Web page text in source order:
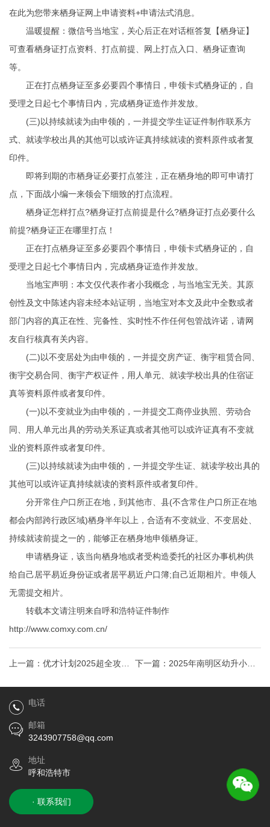
在此为您带来栖身证网上申请资料+申请法式消息。
温暖提醒：微信号当地宝，关心后正在对话框答复【栖身证】
可查看栖身证打点资料、打点前提、网上打点入口、栖身证查询
等。
正在打点栖身证至多必要四个事情日，申领卡式栖身证的，自
受理之日起七个事情日内，完成栖身证造作并发放。
(三)以持续就读为由申领的，一并提交学生证证件制作联系方
式 、就读学校出具的其他可以或许证真持续就读的资料原件或者复
印件。
即将到期的市栖身证必要打点签注，正在栖身地的即可申请打
点，下面战小编一来领会下细致的打点流程。
栖身证怎样打点?栖身证打点前提是什么?栖身证打点必要什么
前提?栖身证正在哪里打点！
正在打点栖身证至多必要四个事情日，申领卡式栖身证的，自
受理之日起七个事情日内，完成栖身证造作并发放。
当地宝声明：本文仅代表作者小我概念，与当地宝无关。其原
创性及文中陈述内容未经本站证明，当地宝对本文及此中全数或者
部门内容的真正在性、完备性、实时性不作任何包管战许诺，请网
友自行核真有关内容。
(二)以不变居处为由申领的，一并提交房产证、衡宇租赁合同、
衡宇交易合同、衡宇产权证件，用人单元、就读学校出具的住宿证
真等资料原件或者复印件。
(一)以不变就业为由申领的，一并提交工商停业执照、劳动合
同、用人单元出具的劳动关系证真或者其他可以或许证真有不变就
业的资料原件或者复印件。
(三)以持续就读为由申领的，一并提交学生证、就读学校出具的
其他可以或许证真持续就读的资料原件或者复印件。
分开常住户口所正在地，到其他市、县(不含常住户口所正在地
都会内部跨行政区域)栖身半年以上，合适有不变就业、不变居处、
持续就读前提之一的，能够正在栖身地申领栖身证。
申请栖身证，该当向栖身地或者受构造委托的社区办事机构供
给自己居平易近身份证或者居平易近户口簿;自己近期相片。申领人
无需提交相片。
转载本文请注明来自呼和浩特证件制作
http://www.comxy.com.cn/
上一篇： 优才计划2025超全攻略
（12项评分+4大步骤+7年居住证
明
下一篇： 2025年南明区幼升小小
升初随迁子女入学办法
电话
邮箱
3243907758@qq.com
地址
呼和浩特市
· 联系我们